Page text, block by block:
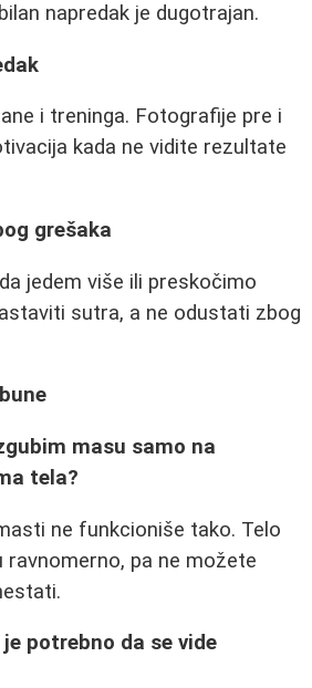
napredak je dugotrajan.
i treninga. Fotografije pre i
kada ne vidite rezultate
grešaka
jedem više ili preskočimo
sutra, a ne odustati zbog
masu samo na
tela?
ne funkcioniše tako. Telo
ravnomerno, pa ne možete
potrebno da se vide